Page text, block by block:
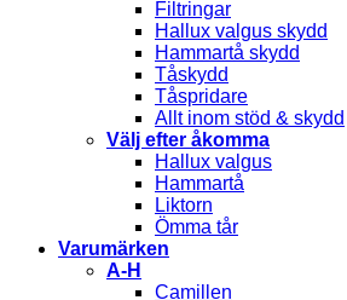
Filtringar
Hallux valgus skydd
Hammartå skydd
Tåskydd
Tåspridare
Allt inom stöd & skydd
Välj efter åkomma
Hallux valgus
Hammartå
Liktorn
Ömma tår
Varumärken
A-H
Camillen